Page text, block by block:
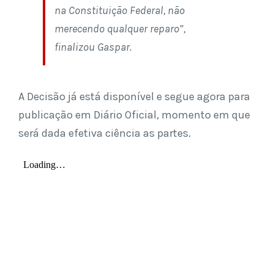
na Constituição Federal, não
merecendo qualquer reparo”,
finalizou Gaspar.
A Decisão já está disponível e segue agora para
publicação em Diário Oficial, momento em que
será dada efetiva ciência as partes.